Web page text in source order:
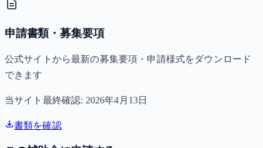
申請書類・募集要項
公式サイトから最新の募集要項・申請様式をダウンロード
できます
当サイト最終確認: 2026年4月13日
書類を確認